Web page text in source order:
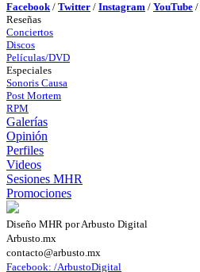
Facebook/ Twitter / Instagram / YouTube /
Reseñas
Conciertos
Discos
Películas/DVD
Especiales
Sonoris Causa
Post Mortem
RPM
Galerías
Opinión
Perfiles
Videos
Sesiones MHR
Promociones
Diseño MHR por Arbusto Digital
Arbusto.mx
contacto@arbusto.mx
Facebook: /ArbustoDigital